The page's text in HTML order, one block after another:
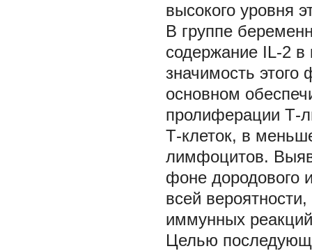
высокого уровня
В группе
содержание IL-2 в
значимость этого
основном
пролиферации Т-
Т-клеток, в
лимфоцитов.
фоне дородового
всей
иммунных
Целью